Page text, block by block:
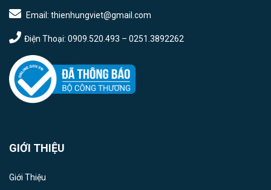
Email: thienhungviet@gmail.com
Điện Thoại: 0909.520.493 – 0251.3892262
GIỚI THIỆU
Giới Thiệu